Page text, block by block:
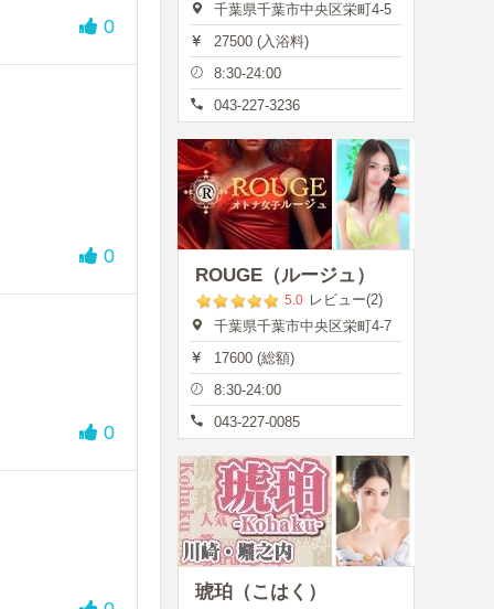
0
0
0
千葉県千葉市中央区栄町4-5
27500 (入浴料)
8:30-24:00
043-227-3236
ROUGE（ルージュ）
5.0 レビュー(2)
千葉県千葉市中央区栄町4-7
17600 (総額)
8:30-24:00
043-227-0085
琥珀（こはく）